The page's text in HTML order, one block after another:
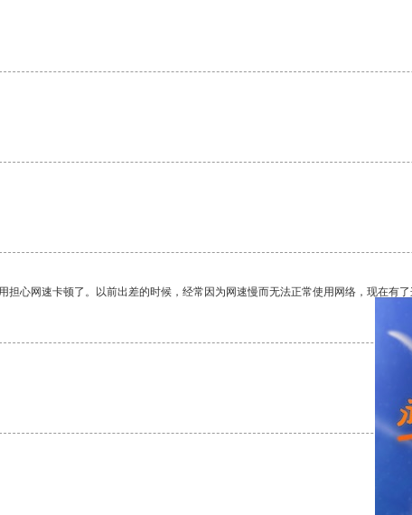
心网速卡顿了。以前出差的时候，经常因为网速慢而无法正常使用网络，现在有了